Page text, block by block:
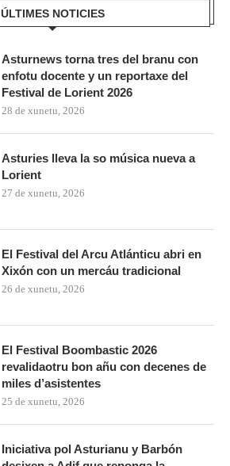
ÚLTIMES NOTICIES
Asturnews torna tres del branu con
enfotu docente y un reportaxe del
Festival de Lorient 2026
28 de xunetu, 2026
Asturies lleva la so música nueva a
Lorient
27 de xunetu, 2026
El Festival del Arcu Atlánticu abri en
Xixón con un mercáu tradicional
26 de xunetu, 2026
El Festival Boombastic 2026
revalidaotru bon añu con decenes de
miles d’asistentes
25 de xunetu, 2026
Iniciativa pol Asturianu y Barbón